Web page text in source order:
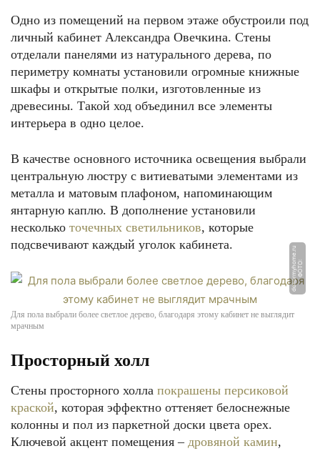
Одно из помещений на первом этаже обустроили под
личный кабинет Александра Овечкина. Стены
отделали панелями из натурального дерева, по
периметру комнаты установили огромные книжные
шкафы и открытые полки, изготовленные из
древесины. Такой ход объединил все элементы
интерьера в одно целое.
В качестве основного источника освещения выбрали
центральную люстру с витиеватыми элементами из
металла и матовым плафоном, напоминающим
янтарную каплю. В дополнение установили
несколько точечных светильников, которые
подсвечивают каждый уголок кабинета.
Ф
О
Т
О:
d
e
k
o
r
m
y
h
o
m
e.
r
u
Для пола выбрали более светлое дерево, благодаря этому кабинет не выглядит
мрачным
Просторный холл
Стены просторного холла покрашены персиковой
краской, которая эффектно оттеняет белоснежные
колонны и пол из паркетной доски цвета орех.
Ключевой акцент помещения – дровяной камин,